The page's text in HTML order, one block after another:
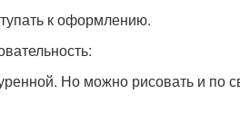
к оформлению.
Но можно рисовать и по